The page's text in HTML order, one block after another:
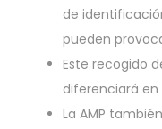
de
pueden
Este recogido
diferenciará en
La AMP